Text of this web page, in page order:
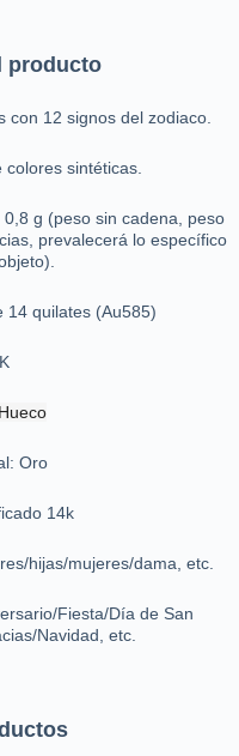
producto
con 12 signos del zodiaco.
sintéticas.
g (peso sin cadena, peso
prevalecerá lo específico
14 quilates (Au585)
Oro
14k
hijas/mujeres/dama, etc.
Fiesta/Día de San
Navidad, etc.